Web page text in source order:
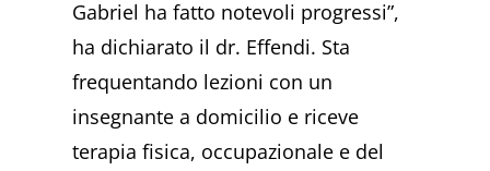
Gabriel ha fatto notevoli progressi”,
ha dichiarato il dr. Effendi. Sta
frequentando lezioni con un
insegnante a domicilio e riceve
terapia fisica, occupazionale e del